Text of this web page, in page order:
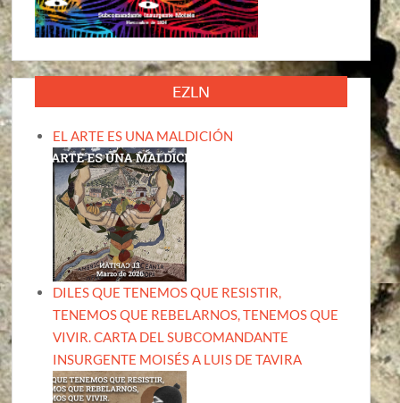
EZLN
EL ARTE ES UNA MALDICIÓN
DILES QUE TENEMOS QUE RESISTIR,
TENEMOS QUE REBELARNOS, TENEMOS QUE
VIVIR. CARTA DEL SUBCOMANDANTE
INSURGENTE MOISÉS A LUIS DE TAVIRA